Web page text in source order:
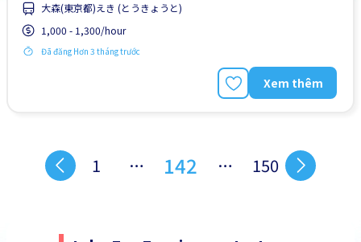
Nâng cao
Ưu tiên có visa học sinh
大森(東京都)えき (とうきょうと)
1,000 - 1,300/hour
Đã đăng Hơn 3 tháng trước
Xem thêm
1 … 142 … 150